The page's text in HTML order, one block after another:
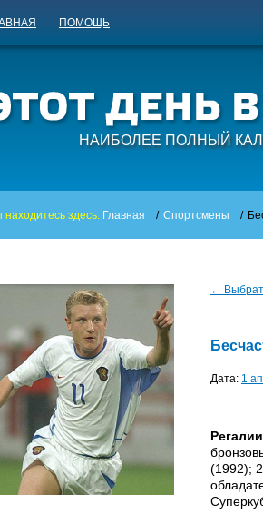
ПОМОЩЬ
НАИБОЛЕЕ ПОЛНЫЙ
находитесь здесь: Главная / Спортсмены /
←
Дата: 1
(1992);